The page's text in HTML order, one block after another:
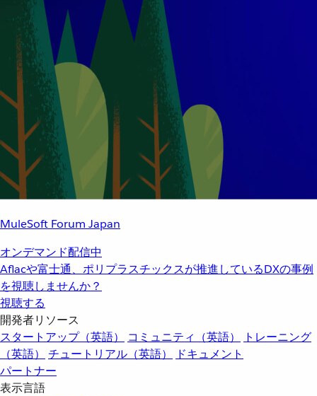
MuleSoft Forum Japan
オンデマンド配信中
Aflacや富士通、ポリプラスチックスが推進しているDXの事例
を視聴しませんか？
視聴する
開発者リソース
スタートアップ（英語）
コミュニティ（英語）
トレーニング
（英語）
チュートリアル（英語）
ドキュメント
パートナー
表示言語